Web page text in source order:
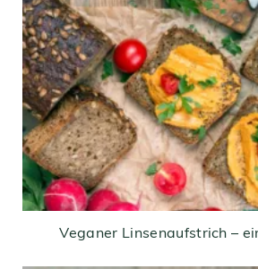
Veganer Linsenaufstrich –